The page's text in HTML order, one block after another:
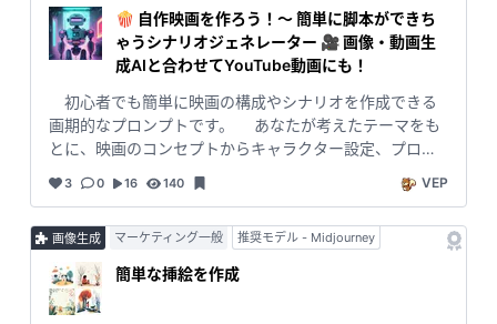
🍿 自作映画を作ろう！～ 簡単に脚本ができち
ゃうシナリオジェネレーター 🎥 画像・動画生
成AIと合わせてYouTube動画にも！
初心者でも簡単に映画の構成やシナリオを作成できる
画期的なプロンプトです。 あなたが考えたテーマをも
とに、映画のコンセプトからキャラクター設定、プロッ
す。複雑な脚本作成も、このジェネレーターがあればス
ドすることで、映画制作の夢を現実にするお手伝いをし
ます！ また、撮影する時間や人がいなくても、画像や
動画の生成AIを活用するなどすれば、YouTube動画とし
てなら十分のものができます。 ＜主な用途例＞ ・短編映
3 0 16 140 VEP
画像生成 マーケティング一般 推奨モデル - Midjourney
簡単な挿絵を作成